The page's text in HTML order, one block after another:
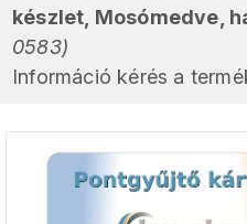
készlet, Mosómedve,
0583)
Információ kérés a